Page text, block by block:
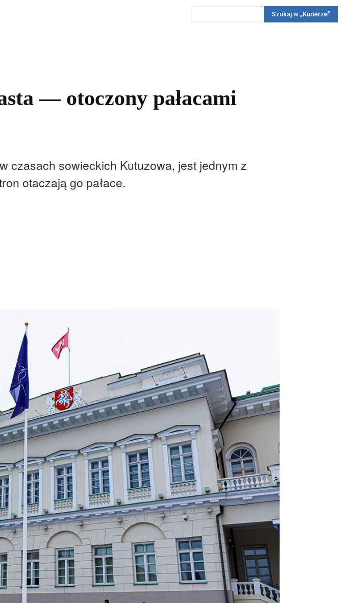
Reportaż KonkursyWięcej
Szukaj w „Kurierze”
— otoczony pałacami
czasach sowieckich Kutuzowa, jest jednym z
otaczają go pałace.